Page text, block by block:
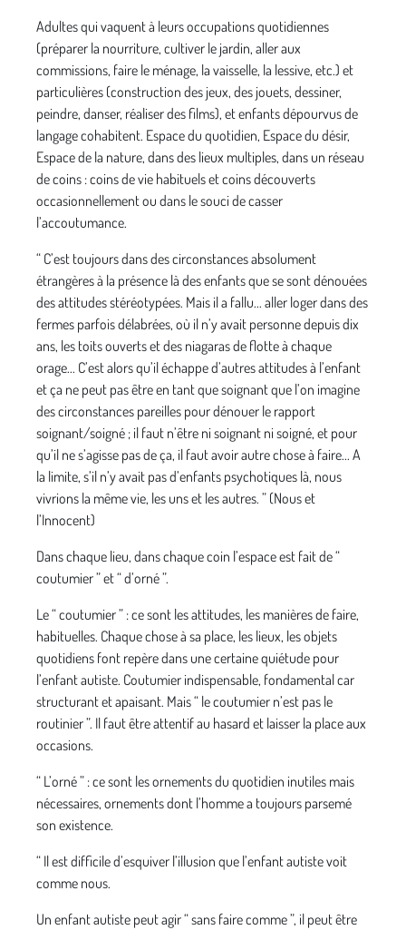
Adultes qui vaquent à leurs occupations quotidiennes
(préparer la nourriture, cultiver le jardin, aller aux
commissions, faire le ménage, la vaisselle, la lessive, etc.) et
particulières (construction des jeux, des jouets, dessiner,
peindre, danser, réaliser des films), et enfants dépourvus de
langage cohabitent. Espace du quotidien, Espace du désir,
Espace de la nature, dans des lieux multiples, dans un réseau
de coins : coins de vie habituels et coins découverts
occasionnellement ou dans le souci de casser
l’accoutumance.
“ C’est toujours dans des circonstances absolument
étrangères à la présence là des enfants que se sont dénouées
des attitudes stéréotypées. Mais il a fallu... aller loger dans des
fermes parfois délabrées, où il n’y avait personne depuis dix
ans, les toits ouverts et des niagaras de flotte à chaque
orage... C’est alors qu’il échappe d’autres attitudes à l’enfant
et ça ne peut pas être en tant que soignant que l’on imagine
des circonstances pareilles pour dénouer le rapport
soignant/soigné ; il faut n’être ni soignant ni soigné, et pour
qu’il ne s’agisse pas de ça, il faut avoir autre chose à faire... A
la limite, s’il n’y avait pas d’enfants psychotiques là, nous
vivrions la même vie, les uns et les autres. ” (Nous et
l’Innocent)
Dans chaque lieu, dans chaque coin l’espace est fait de “
coutumier ” et “ d’orné ”.
Le “ coutumier ” : ce sont les attitudes, les manières de faire,
habituelles. Chaque chose à sa place, les lieux, les objets
quotidiens font repère dans une certaine quiétude pour
l’enfant autiste. Coutumier indispensable, fondamental car
structurant et apaisant. Mais “ le coutumier n’est pas le
routinier ”. Il faut être attentif au hasard et laisser la place aux
occasions.
“ L’orné ” : ce sont les ornements du quotidien inutiles mais
nécessaires, ornements dont l’homme a toujours parsemé
son existence.
“ Il est difficile d’esquiver l’illusion que l’enfant autiste voit
comme nous.
Un enfant autiste peut agir “ sans faire comme ”, il peut être